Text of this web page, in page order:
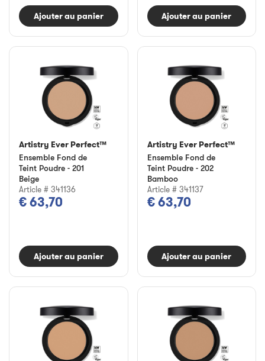
Ajouter au panier Ajouter au panier
Artistry Ever Perfect™
Ensemble Fond de
Teint Poudre - 201
Beige
Article # 341136
€ 63,70
Ajouter au panier
Artistry Ever Perfect™
Ensemble Fond de
Teint Poudre - 202
Bamboo
Article # 341137
€ 63,70
Ajouter au panier